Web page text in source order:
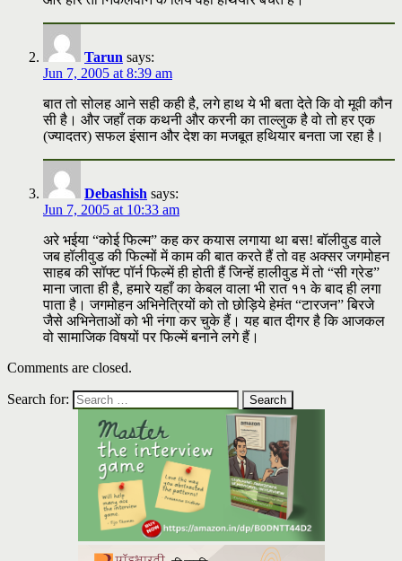
Tarun says:
Jun 7, 2005 at 8:39 am
बात तो सोलह आने सही कही है, लगे हाथ ये भी बता देते कि वो मूवी कौन
सी है। और जहाँ तक कथनी और करनी का ताल्‍लुक है वो तो हर एक
(ज्‍यादतर) सफल इंसान और देश का मजबूत हथियार बनता जा रहा है।
Debashish says:
Jun 7, 2005 at 10:33 am
अरे भईया “कोई फिल्म” कह कर कयास लगाया था बस! बॉलीवुड वाले
जब हॉलीवुड की फिल्मों में काम की बात करते हैं तो वह अक्सर जगमोहन
साहब की सॉफ्ट पॉर्न फिल्में ही होती हैं जिन्हें हालीवुड में तो “सी ग्रेड”
माना जाता ही है, हमारे यहाँ का केबल वाला भी रात ११ के बाद ही लगा
पाता है। जगमोहन अभिनेत्रियों को तो छोड़िये हेमंत “टारजन” बिरजे
जैसे अभिनेताओं को भी नंगा कर चुके हैं। यह बात दीगर है कि आजकल
वो सामाजिक विषयों पर फिल्में बनाने लगे हैं।
Comments are closed.
Search for: